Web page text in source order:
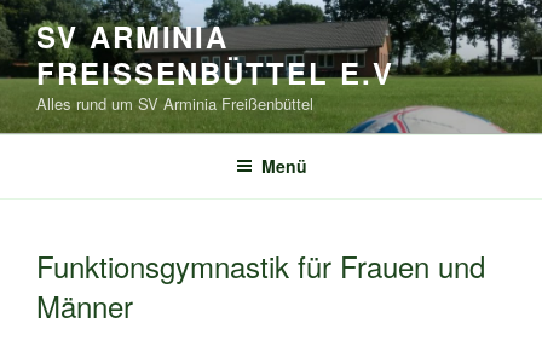
Zum
Inhalt
springen
SV ARMINIA
FREISSENBÜTTEL E.V
Alles rund um SV Arminia Freißenbüttel
Menü
Funktionsgymnastik für Frauen und
Männer